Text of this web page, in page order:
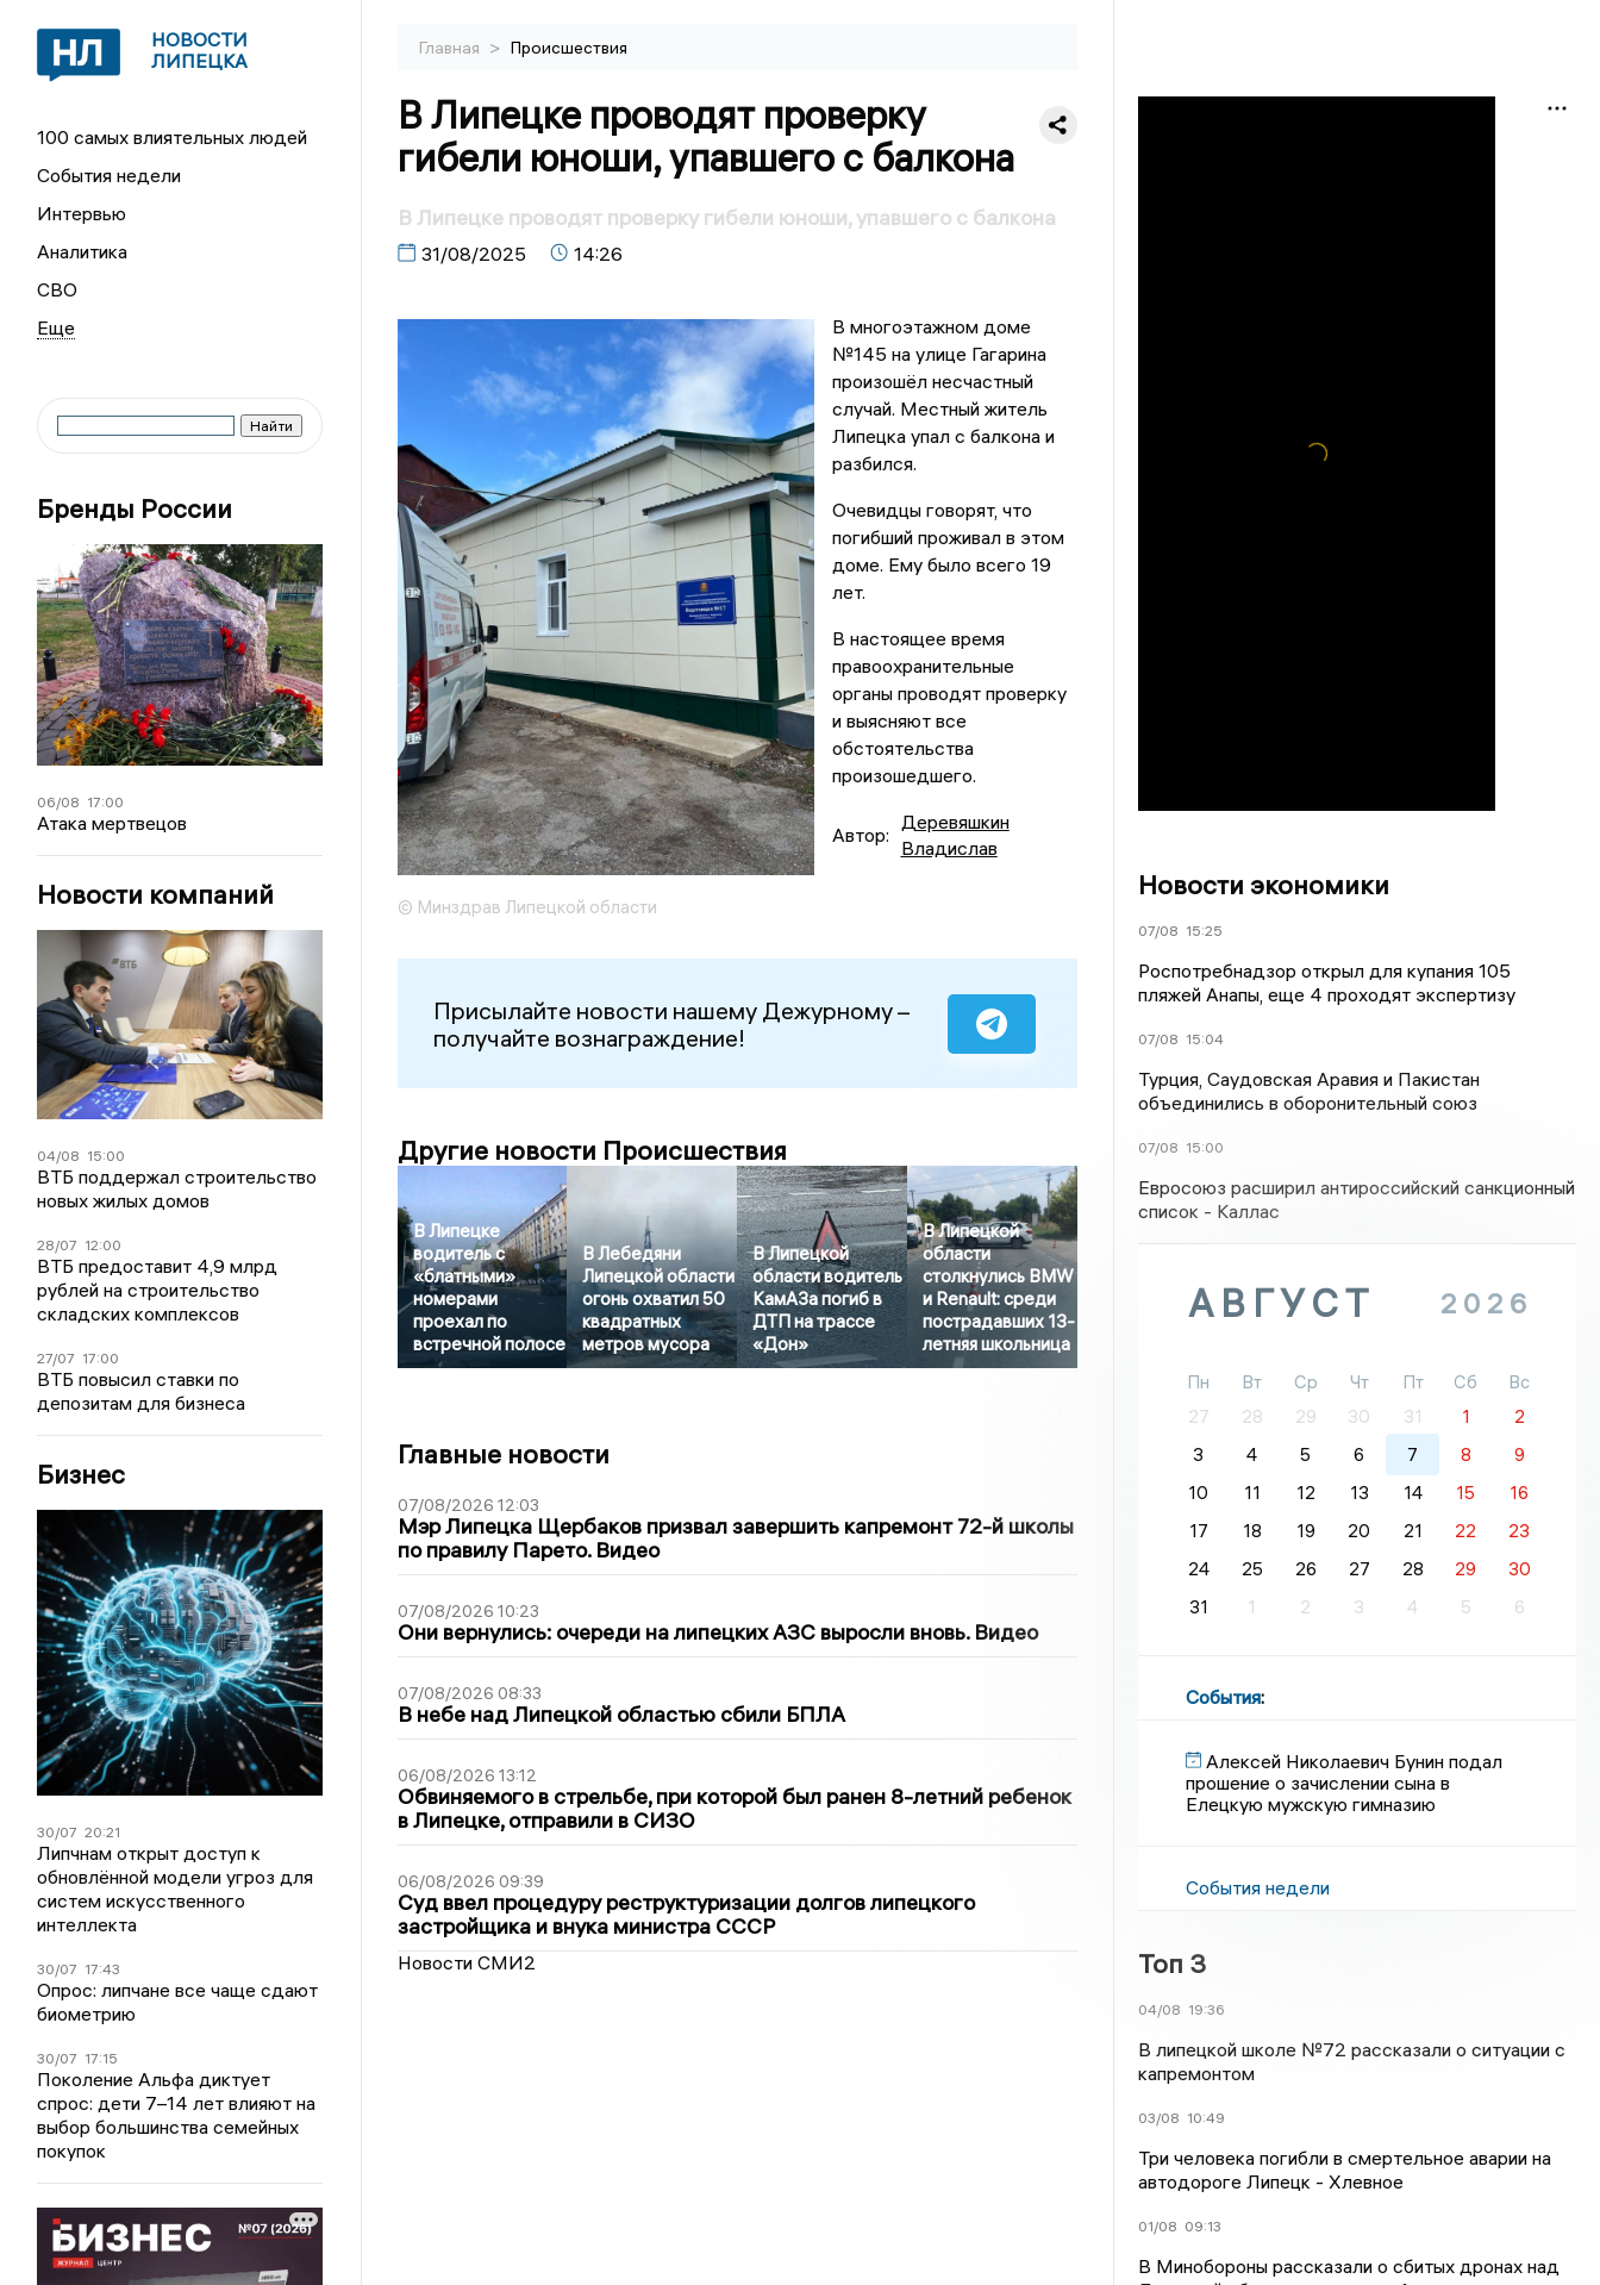
НОВОСТИ
ЛИПЕЦКА
100 самых влиятельных людей
События недели
Интервью
Аналитика
СВО
Бренды России
06/08 17:00
Атака мертвецов
Новости компаний
04/08 15:00
ВТБ поддержал строительство
новых жилых домов
28/07 12:00
ВТБ предоставит 4,9 млрд
рублей на строительство
складских комплексов
27/07 17:00
ВТБ повысил ставки по
депозитам для бизнеса
Бизнес
30/07 20:21
Липчнам открыт доступ к
обновлённой модели угроз для
систем искусственного
интеллекта
30/07 17:43
Опрос: липчане все чаще сдают
биометрию
30/07 17:15
Поколение Альфа диктует
спрос: дети 7–14 лет влияют на
выбор большинства семейных
покупок
Главная > Происшествия
В Липецке проводят проверку
гибели юноши, упавшего с балкона
В Липецке проводят проверку гибели юноши, упавшего с балкона
31/08/2025 14:26
© Минздрав Липецкой области
В многоэтажном доме
№145 на улице Гагарина
произошёл несчастный
случай. Местный житель
Липецка упал с балкона и
разбился.
Очевидцы говорят, что
погибший проживал в этом
доме. Ему было всего 19
лет.
В настоящее время
правоохранительные
органы проводят проверку
и выясняют все
обстоятельства
произошедшего.
Автор:
Деревяшкин
Владислав
Присылайте новости нашему Дежурному –
получайте вознаграждение!
Другие новости Происшествия
В Липецке
водитель с
«блатными»
номерами
проехал по
встречной полосе
В Лебедяни
Липецкой области
огонь охватил 50
квадратных
метров мусора
В Липецкой
области водитель
КамАЗа погиб в
ДТП на трассе
«Дон»
В Липецкой
области
столкнулись BMW
и Renault: среди
пострадавших 13-
летняя школьница
Главные новости
07/08/2026 12:03
Мэр Липецка Щербаков призвал завершить капремонт 72-й школы
по правилу Парето. Видео
07/08/2026 10:23
Они вернулись: очереди на липецких АЗС выросли вновь. Видео
07/08/2026 08:33
В небе над Липецкой областью сбили БПЛА
06/08/2026 13:12
Обвиняемого в стрельбе, при которой был ранен 8-летний ребенок
в Липецке, отправили в СИЗО
06/08/2026 09:39
Суд ввел процедуру реструктуризации долгов липецкого
застройщика и внука министра СССР
Новости СМИ2
Новости экономики
07/08 15:25
Роспотребнадзор открыл для купания 105
пляжей Анапы, еще 4 проходят экспертизу
07/08 15:04
Турция, Саудовская Аравия и Пакистан
объединились в оборонительный союз
07/08 15:00
Евросоюз расширил антироссийский санкционный
список - Каллас
АВГУСТ 2026
Пн Вт Ср Чт Пт Сб
Вс
27
28 29 30 31 1
2
3
4 5 6 7 8
9
10
11 12 13 14 15
16
17
18 19 20 21 22
23
24
25 26 27 28 29
30
31
1 2 3 4 5 6
События:
Алексей Николаевич Бунин подал
прошение о зачислении сына в
Елецкую мужскую гимназию
События недели
Топ 3
04/08 19:36
В липецкой школе №72 рассказали о ситуации с
капремонтом
03/08 10:49
Три человека погибли в смертельное аварии на
автодороге Липецк - Хлевное
01/08 09:13
В Минобороны рассказали о сбитых дронах над